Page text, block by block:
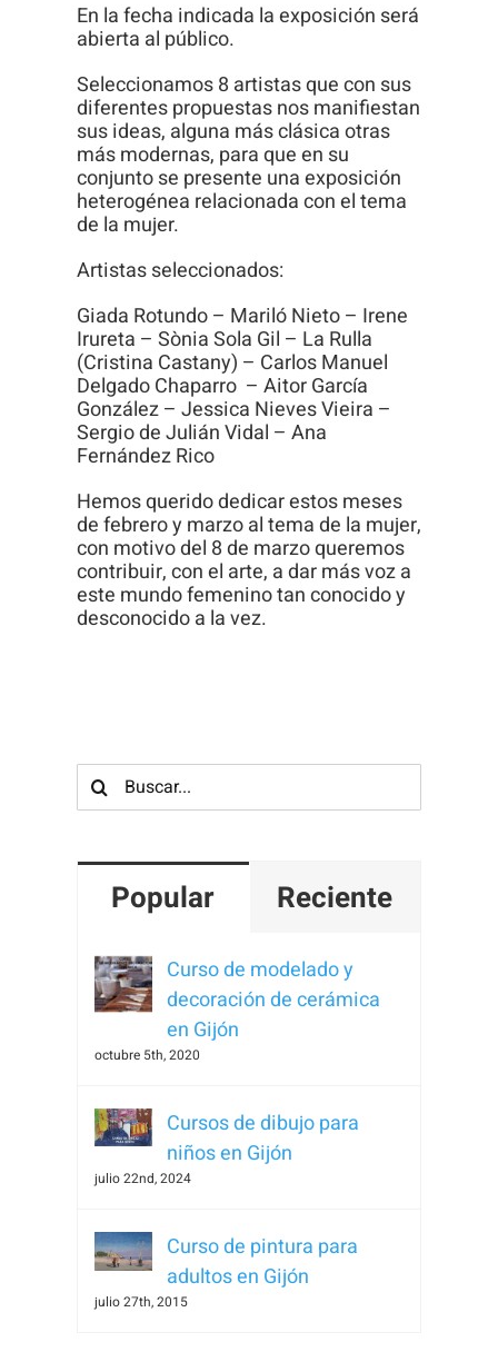
En la fecha indicada la exposición será
abierta al público.
Seleccionamos 8 artistas que con sus
diferentes propuestas nos manifiestan
sus ideas, alguna más clásica otras
más modernas, para que en su
conjunto se presente una exposición
heterogénea relacionada con el tema
de la mujer.
Artistas seleccionados:
Giada Rotundo – Mariló Nieto – Irene
Irureta – Sònia Sola Gil – La Rulla
(Cristina Castany) – Carlos Manuel
Delgado Chaparro – Aitor García
González – Jessica Nieves Vieira –
Sergio de Julián Vidal – Ana
Fernández Rico
Hemos querido dedicar estos meses
de febrero y marzo al tema de la mujer,
con motivo del 8 de marzo queremos
contribuir, con el arte, a dar más voz a
este mundo femenino tan conocido y
desconocido a la vez.
Buscar:
Popular Reciente
Curso de modelado y
decoración de cerámica
en Gijón
octubre 5th, 2020
Cursos de dibujo para
niños en Gijón
julio 22nd, 2024
Curso de pintura para
adultos en Gijón
julio 27th, 2015
Experiencia
Para que
nuestra web
funcione lo
mejor posible
cookies,
algunas
funcionalidades
desaparecerán
de la web.